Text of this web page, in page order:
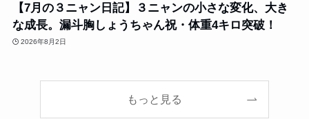
【7月の３ニャン日記】３ニャンの小さな変化、大き
な成長。漏斗胸しょうちゃん祝・体重4キロ突破！
2026年8月2日
もっと見る